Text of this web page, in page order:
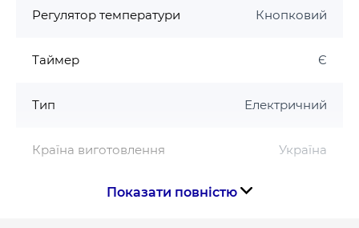
· Номінальна потужність - 50 Вт
· Вага - 3,1 кг
Регулятор температури Кнопковий
Таймер Є
Тип Електричний
Країна виготовлення Україна
Показати повністю